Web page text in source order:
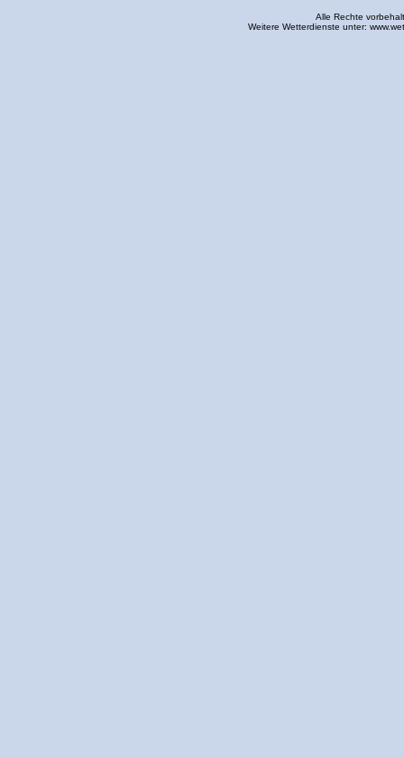
Alle Rechte
Weitere Wetterdienste unter: